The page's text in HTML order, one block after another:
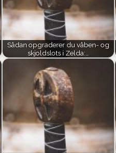
Sådan opgraderer du våben- og
skjoldslots i Zelda:…